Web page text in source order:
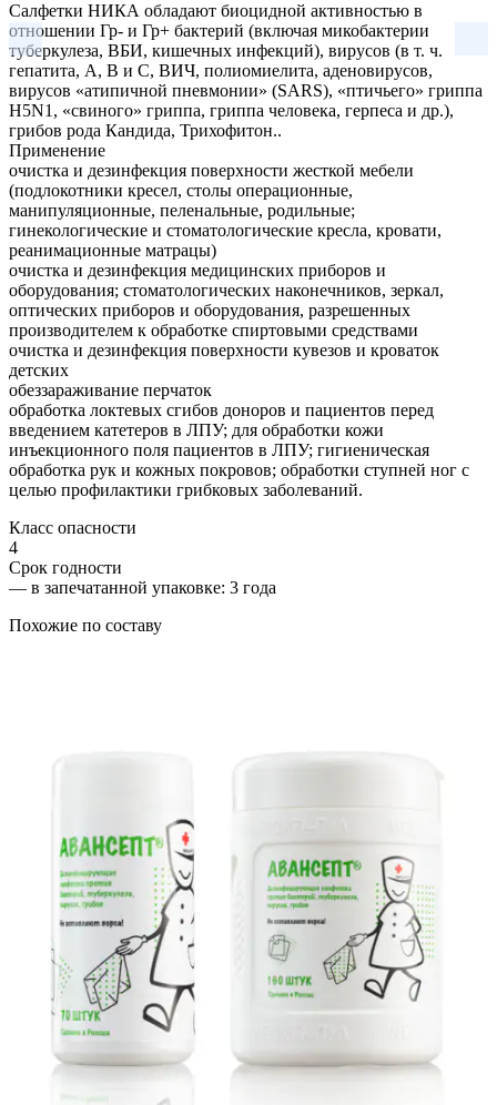
Салфетки НИКА обладают биоцидной активностью в
отношении Гр- и Гр+ бактерий (включая микобактерии
туберкулеза, ВБИ, кишечных инфекций), вирусов (в т. ч.
гепатита, А, В и С, ВИЧ, полиомиелита, аденовирусов,
вирусов «атипичной пневмонии» (SARS), «птичьего» гриппа
H5N1, «свиного» гриппа, гриппа человека, герпеса и др.),
грибов рода Кандида, Трихофитон..
Применение
очистка и дезинфекция поверхности жесткой мебели
(подлокотники кресел, столы операционные,
манипуляционные, пеленальные, родильные;
гинекологические и стоматологические кресла, кровати,
реанимационные матрацы)
очистка и дезинфекция медицинских приборов и
оборудования; стоматологических наконечников, зеркал,
оптических приборов и оборудования, разрешенных
производителем к обработке спиртовыми средствами
очистка и дезинфекция поверхности кувезов и кроваток
детских
обеззараживание перчаток
обработка локтевых сгибов доноров и пациентов перед
введением катетеров в ЛПУ; для обработки кожи
инъекционного поля пациентов в ЛПУ; гигиеническая
обработка рук и кожных покровов; обработки ступней ног с
целью профилактики грибковых заболеваний.
Класс опасности
4
Срок годности
— в запечатанной упаковке: 3 года
Похожие по составу